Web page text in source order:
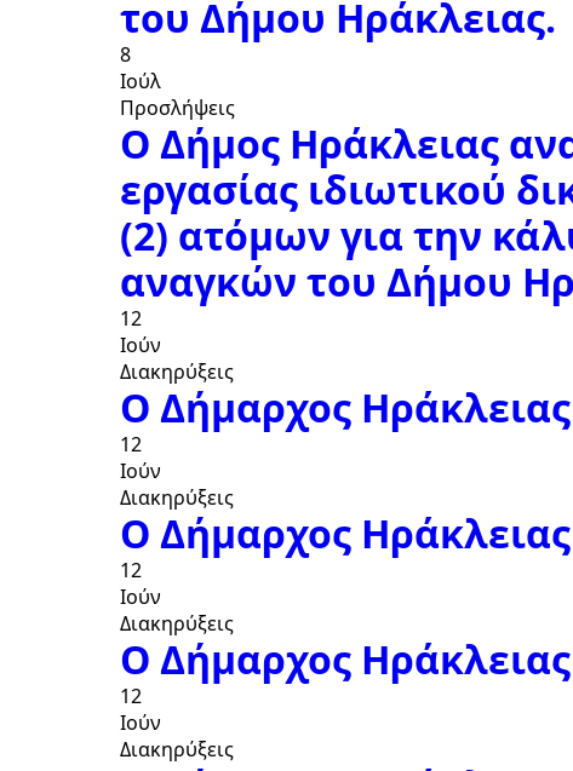
του Δήμου Ηράκλειας.
8
Ιούλ
Προσλήψεις
Ο Δήμος Ηράκλειας
εργασίας ιδιωτικού
(2) ατόμων για την
αναγκών του Δήμου
12
Ιούν
Διακηρύξεις
Ο Δήμαρχος Ηράκλειας
12
Ιούν
Διακηρύξεις
Ο Δήμαρχος Ηράκλειας
12
Ιούν
Διακηρύξεις
Ο Δήμαρχος Ηράκλειας
12
Ιούν
Διακηρύξεις